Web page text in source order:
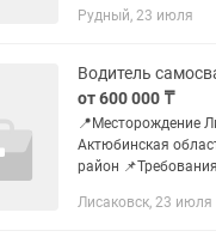
работы вождения
Обязанности...
Рудный, 23 июля
от 600 000 ₸
📍Месторождение
Актюбинская
район 📌Требования: Водительское
работы вождения
Лисаковск, 23 июля